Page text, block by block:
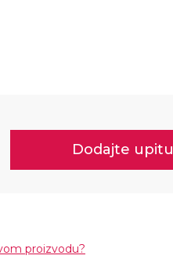
Dodajte upitu
proizvodu?